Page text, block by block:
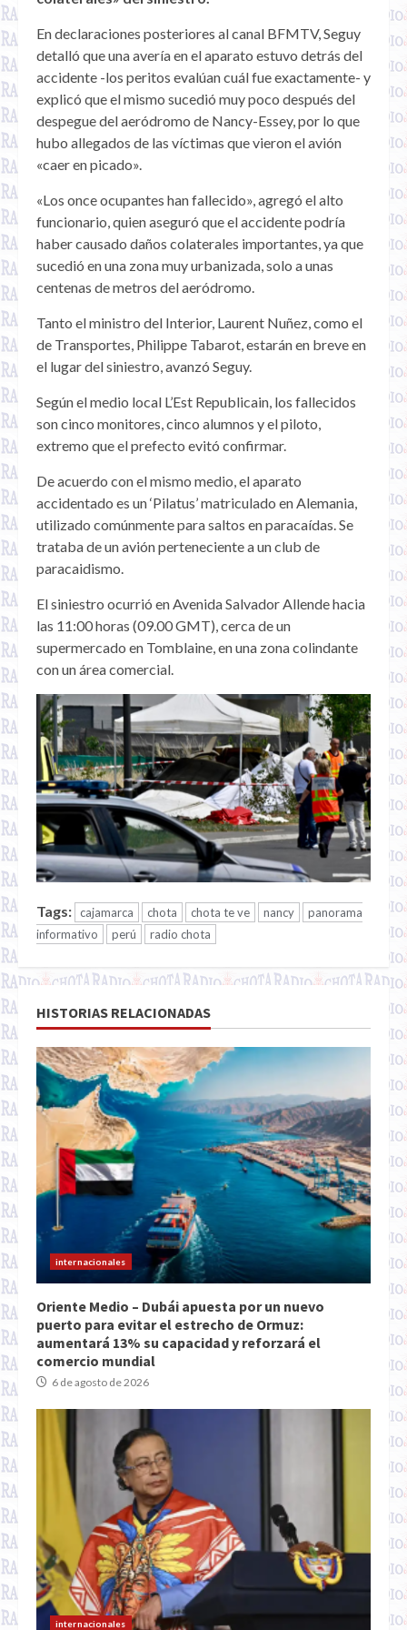
En declaraciones posteriores al canal BFMTV, Seguy
detalló que una avería en el aparato estuvo detrás del
accidente -los peritos evalúan cuál fue exactamente- y
explicó que el mismo sucedió muy poco después del
despegue del aeródromo de Nancy-Essey, por lo que
hubo allegados de las víctimas que vieron el avión
«caer en picado».
«Los once ocupantes han fallecido», agregó el alto
funcionario, quien aseguró que el accidente podría
haber causado daños colaterales importantes, ya que
sucedió en una zona muy urbanizada, solo a unas
centenas de metros del aeródromo.
Tanto el ministro del Interior, Laurent Nuñez, como el
de Transportes, Philippe Tabarot, estarán en breve en
el lugar del siniestro, avanzó Seguy.
Según el medio local L’Est Republicain, los fallecidos
son cinco monitores, cinco alumnos y el piloto,
extremo que el prefecto evitó confirmar.
De acuerdo con el mismo medio, el aparato
accidentado es un ‘Pilatus’ matriculado en Alemania,
utilizado comúnmente para saltos en paracaídas. Se
trataba de un avión perteneciente a un club de
paracaidismo.
El siniestro ocurrió en Avenida Salvador Allende hacia
las 11:00 horas (09.00 GMT), cerca de un
supermercado en Tomblaine, en una zona colindante
con un área comercial.
Tags: cajamarca chota chota te ve nancy
panorama
informativo
perú radio chota
HISTORIAS RELACIONADAS
internacionales
Oriente Medio – Dubái apuesta por un nuevo
puerto para evitar el estrecho de Ormuz:
aumentará 13% su capacidad y reforzará el
comercio mundial
6 de agosto de 2026
internacionales